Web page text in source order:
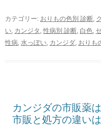
カテゴリー: おりもの色別 診断,
い, カンジタ,性病別 診断, 白色,
性病,水っぽい, カンジダ, おりも
カンジダの市販薬
市販と処方の違い